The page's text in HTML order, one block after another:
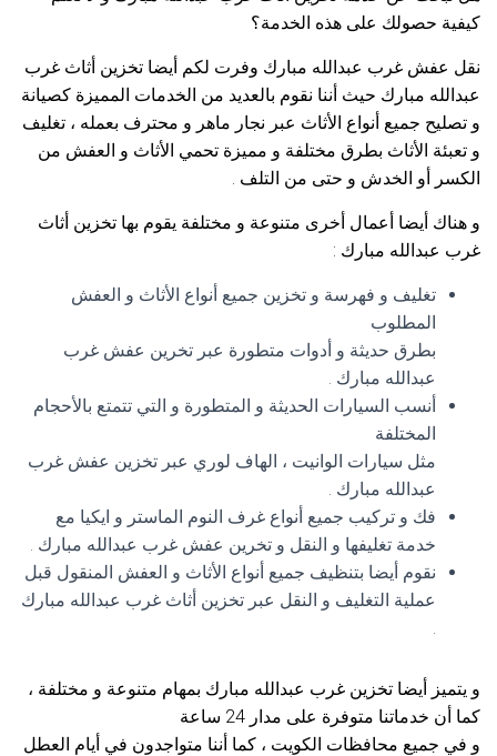
كيفية حصولك على هذه الخدمة؟
نقل عفش غرب عبدالله مبارك وفرت لكم أيضا تخزين أثاث غرب
عبدالله مبارك حيث أننا نقوم بالعديد من الخدمات المميزة كصيانة
و تصليح جميع أنواع الأثاث عبر نجار ماهر و محترف بعمله ، تغليف
و تعبئة الأثاث بطرق مختلفة و مميزة تحمي الأثاث و العفش من
الكسر أو الخدش و حتى من التلف .
و هناك أيضا أعمال أخرى متنوعة و مختلفة يقوم بها تخزين أثاث
غرب عبدالله مبارك :
تغليف و فهرسة و تخزين جميع أنواع الأثاث و العفش
المطلوب
بطرق حديثة و أدوات متطورة عبر تخرين عفش غرب
عبدالله مبارك .
أنسب السيارات الحديثة و المتطورة و التي تتمتع بالأحجام
المختلفة
مثل سيارات الوانيت ، الهاف لوري عبر تخزين عفش غرب
عبدالله مبارك .
فك و تركيب جميع أنواع غرف النوم الماستر و ايكيا مع
خدمة تغليفها و النقل و تخرين عفش غرب عبدالله مبارك .
نقوم أيضا بتنظيف جميع أنواع الأثاث و العفش المنقول قبل
عملية التغليف و النقل عبر تخزين أثاث غرب عبدالله مبارك
.
و يتميز أيضا تخزين غرب عبدالله مبارك بمهام متنوعة و مختلفة ،
كما أن خدماتنا متوفرة على مدار 24 ساعة
و في جميع محافظات الكويت ، كما أننا متواجدون في أيام العطل